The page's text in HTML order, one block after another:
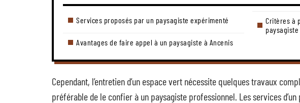
Services proposés par un paysagiste expérimenté
Avantages de faire appel à un paysagiste à Ancenis
Critères à
Cependant, l’entretien d’un espace vert nécessite quelques travaux
préférable de le confier à un paysagiste professionnel. Les services